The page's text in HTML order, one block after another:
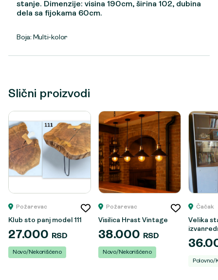
stanje. Dimenzije: visina 190cm, širina 102, dubina
dela sa fijokama 60cm.
Boja: Multi-kolor
Slični proizvodi
Požarevac
Klub sto panj model 111
27.000 RSD
Novo/Nekorišćeno
Požarevac
Visilica Hrast Vintage
38.000 RSD
Novo/Nekorišćeno
Čačak
Velika
Polovno/